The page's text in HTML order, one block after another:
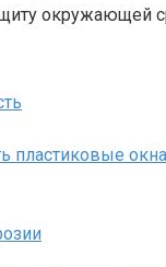
окружающей
пластиковые